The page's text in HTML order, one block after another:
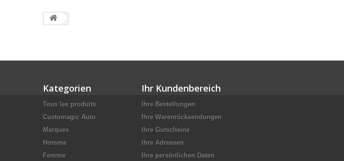
Kategorien
Tous les produits
Customagic Auto
Marques
Homme
Femme
Ihr Kundenbereich
Ihre Bestellungen
Ihre Warenrücksendungen
Ihre Gutscheine
Ihre Adressen
Ihre persönlichen Daten